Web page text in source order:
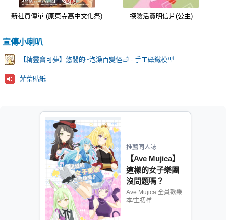
新社員傳單 (原東寺高中文化祭) 探險活寶明信片(公主)
宣傳小喇叭
【精靈寶可夢】悠閒的~泡澡百變怪🛁 - 手工磁鐵模型
菲葉貼紙
推薦同人誌
【Ave Mujica】
這樣的女子樂團
沒問題嗎？
Ave Mujica 全員歡樂
本/主初祥